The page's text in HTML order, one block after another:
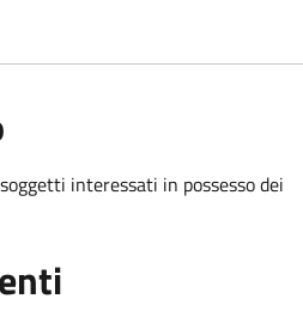
interessati in possesso dei